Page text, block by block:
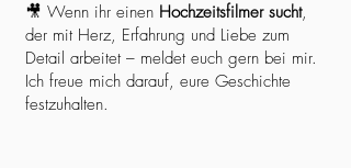
🎥 Wenn ihr einen Hochzeitsfilmer sucht,
der mit Herz, Erfahrung und Liebe zum
Detail arbeitet – meldet euch gern bei mir.
Ich freue mich darauf, eure Geschichte
festzuhalten.